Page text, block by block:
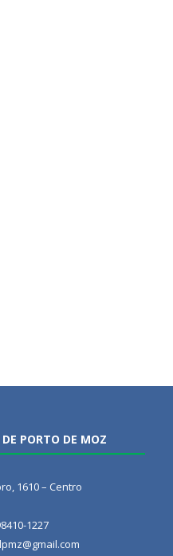
PORTO DE MOZ
1610 – Centro
1227